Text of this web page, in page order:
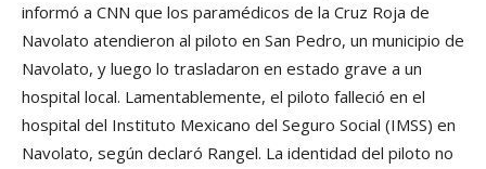
informó a CNN que los paramédicos de la Cruz Roja de
Navolato atendieron al piloto en San Pedro, un municipio de
Navolato, y luego lo trasladaron en estado grave a un
hospital local. Lamentablemente, el piloto falleció en el
hospital del Instituto Mexicano del Seguro Social (IMSS) en
Navolato, según declaró Rangel. La identidad del piloto no